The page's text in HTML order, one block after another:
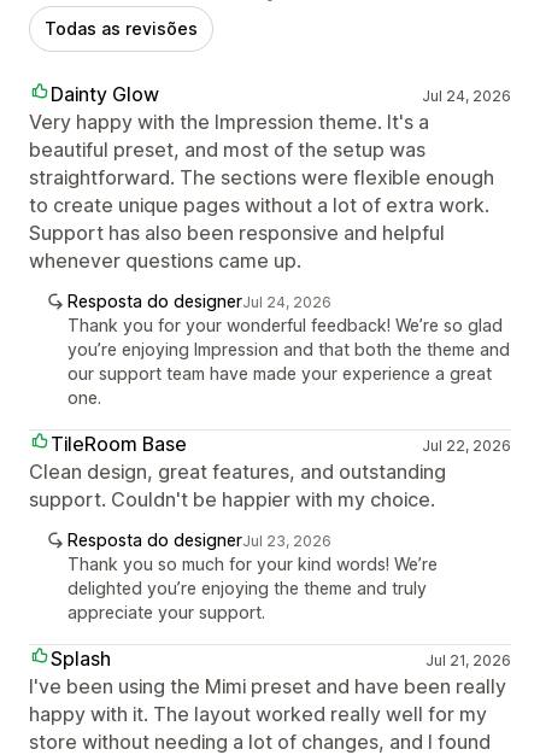
Todas as revisões
Dainty Glow Jul 24, 2026
Very happy with the Impression theme. It's a
beautiful preset, and most of the setup was
straightforward. The sections were flexible enough
to create unique pages without a lot of extra work.
Support has also been responsive and helpful
whenever questions came up.
Resposta do designerJul 24, 2026
Thank you for your wonderful feedback! We’re so glad
you’re enjoying Impression and that both the theme and
our support team have made your experience a great
one.
TileRoom Base Jul 22, 2026
Clean design, great features, and outstanding
support. Couldn't be happier with my choice.
Resposta do designerJul 23, 2026
Thank you so much for your kind words! We’re
delighted you’re enjoying the theme and truly
appreciate your support.
Splash Jul 21, 2026
I've been using the Mimi preset and have been really
happy with it. The layout worked really well for my
store without needing a lot of changes, and I found